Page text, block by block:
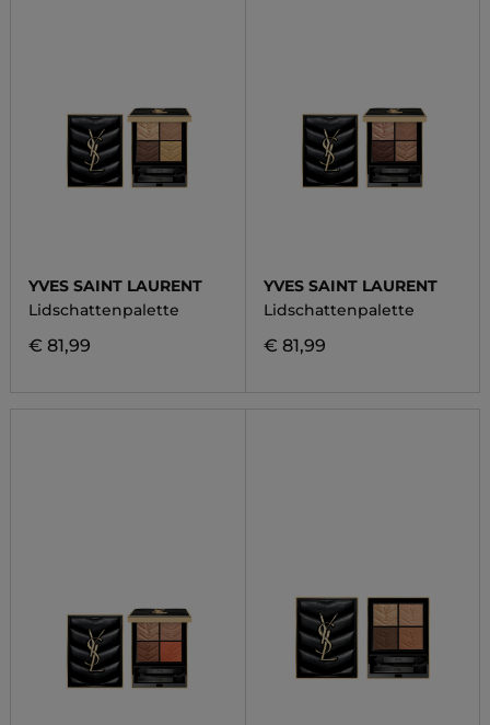
YVES SAINT LAURENT
Lidschattenpalette
€ 81,99
YVES SAINT LAURENT
Lidschattenpalette
€ 81,99